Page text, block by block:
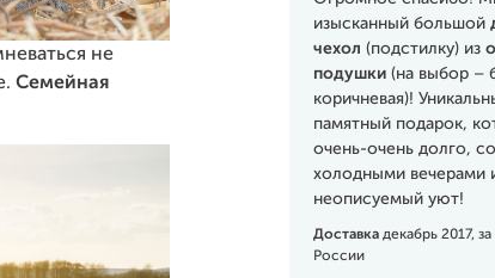
изысканный большой
чехол (подстилку) из
подушки(на выбор –
коричневая)!
памятный подарок,
очень-очень долго,
холодными вечерами
неописуемый уют!
Доставка декабрь 2017,
России
не
Семейная